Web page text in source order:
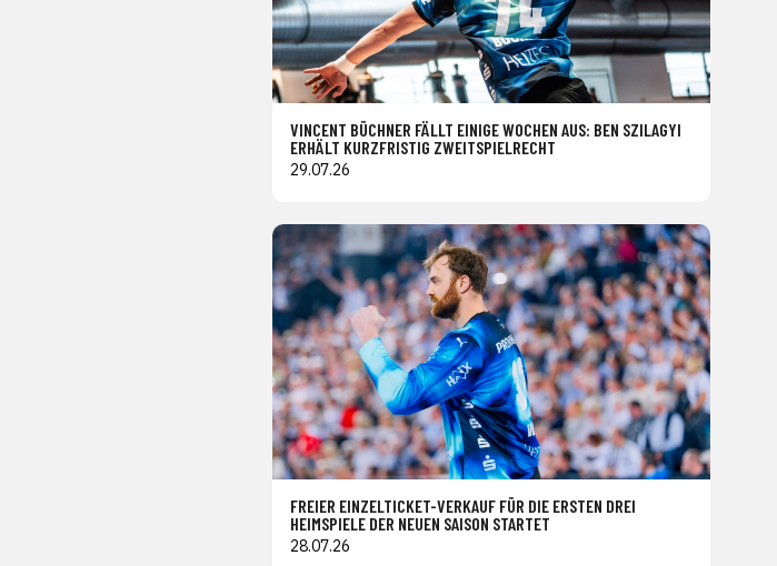
VINCENT BÜCHNER FÄLLT EINIGE WOCHEN AUS: BEN SZILAGYI
ERHÄLT KURZFRISTIG ZWEITSPIELRECHT
29.07.26
FREIER EINZELTICKET-VERKAUF FÜR DIE ERSTEN DREI
HEIMSPIELE DER NEUEN SAISON STARTET
28.07.26